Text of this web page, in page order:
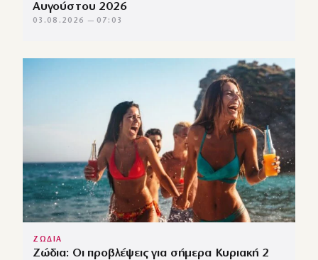
Αυγούστου 2026
03.08.2026 — 07:03
ΖΩΔΙΑ
Ζώδια: Οι προβλέψεις για σήμερα Κυριακή 2